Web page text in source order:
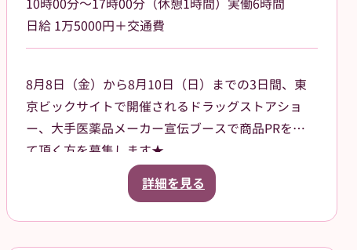
10時00分～17時00分（休憩1時間）実働6時間
日給 1万5000円＋交通費
8月8日（金）から8月10日（日）までの3日間、東
京ビックサイトで開催されるドラッグストアショ
ー、大手医薬品メーカー宣伝ブースで商品PRをし
て頂く方を募集します★
ご案内いただく商品は、CMなどでも知名度がある
有名な商品です。来場されたお客様に、お声掛けや
詳細を見る